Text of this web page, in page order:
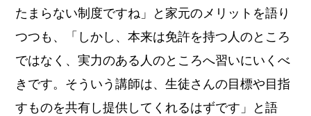
たまらない制度ですね」と家元のメリットを語り
つつも、「しかし、本来は免許を持つ人のところ
ではなく、実力のある人のところへ習いにいくべ
きです。そういう講師は、生徒さんの目標や目指
すものを共有し提供してくれるはずです」と語